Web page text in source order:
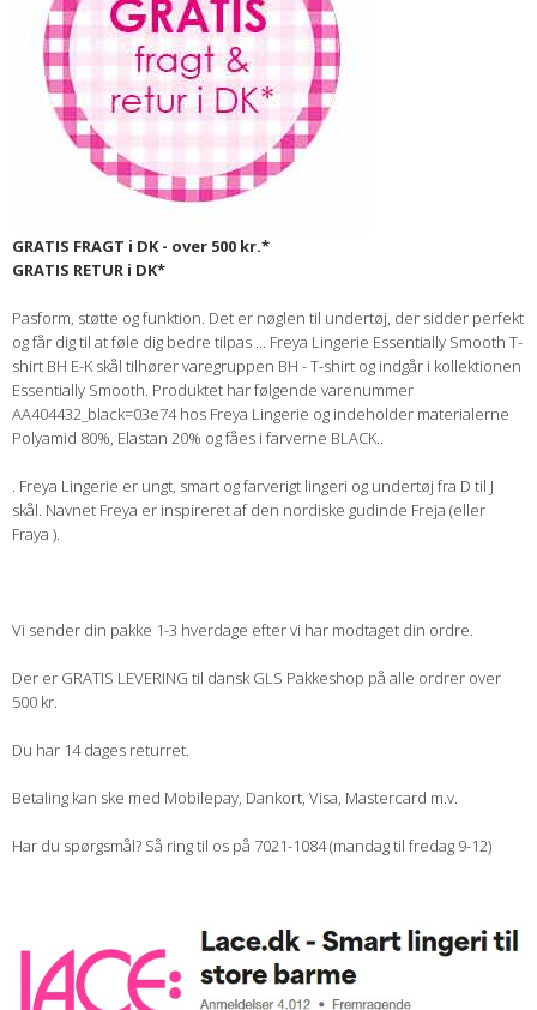
GRATIS FRAGT i DK - over 500 kr.*
GRATIS RETUR i DK*
Pasform, støtte og funktion. Det er nøglen til undertøj, der sidder perfekt
og får dig til at føle dig bedre tilpas ... Freya Lingerie Essentially Smooth T-
shirt BH E-K skål tilhører varegruppen BH - T-shirt og indgår i kollektionen
Essentially Smooth. Produktet har følgende varenummer
AA404432_black=03e74 hos Freya Lingerie og indeholder materialerne
Polyamid 80%, Elastan 20% og fåes i farverne BLACK..
. Freya Lingerie er ungt, smart og farverigt lingeri og undertøj fra D til J
skål. Navnet Freya er inspireret af den nordiske gudinde Freja (eller
Fraya ).
Vi sender din pakke 1-3 hverdage efter vi har modtaget din ordre.
Der er GRATIS LEVERING til dansk GLS Pakkeshop på alle ordrer over
500 kr.
Du har 14 dages returret.
Betaling kan ske med Mobilepay, Dankort, Visa, Mastercard m.v.
Har du spørgsmål? Så ring til os på 7021-1084 (mandag til fredag 9-12)